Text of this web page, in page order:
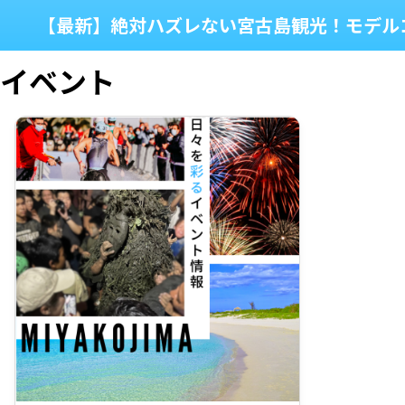
【最新】絶対ハズレない宮古島観光！モデ
イベント